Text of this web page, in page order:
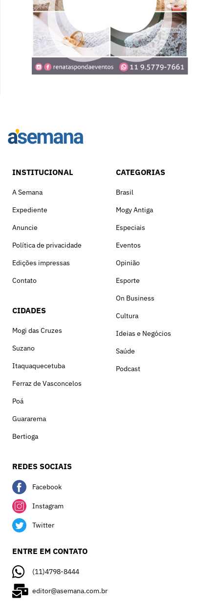
INSTITUCIONAL
A Semana
Expediente
Anuncie
Política de privacidade
Edições impressas
Contato
CIDADES
Mogi das Cruzes
Suzano
Itaquaquecetuba
Ferraz de Vasconcelos
Poá
Guararema
Bertioga
CATEGORIAS
Brasil
Mogy Antiga
Especiais
Eventos
Opinião
Esporte
On Business
Cultura
Ideias e Negócios
Saúde
Podcast
REDES SOCIAIS
Facebook
Instagram
Twitter
ENTRE EM CONTATO
(11)4798-8444
editor@asemana.com.br